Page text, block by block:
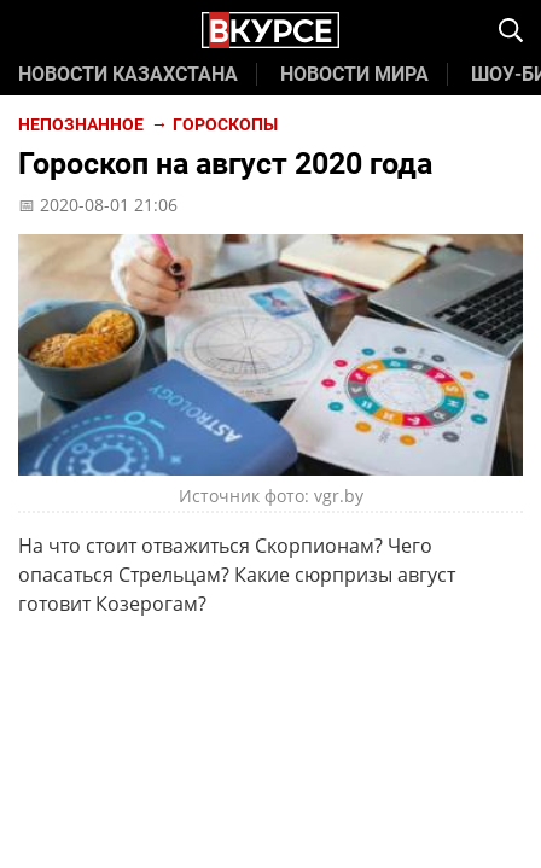
НОВОСТИ КАЗАХСТАНА НОВОСТИ МИРА ШОУ-
НЕПОЗНАННОЕ ГОРОСКОПЫ
Гороскоп на август 2020 года
📅 2020-08-01 21:06
Источник фото: vgr.by
На что стоит отважиться Скорпионам? Чего
опасаться Стрельцам? Какие сюрпризы август
готовит Козерогам?